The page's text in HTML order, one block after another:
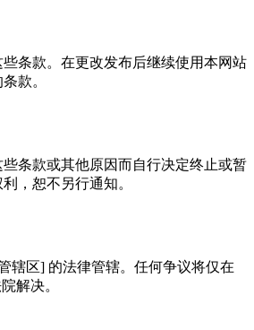
条款。在更改发布后继续使用本网站
款。
条款或其他原因而自行决定终止或暂
，恕不另行通知。
辖区] 的法律管辖。任何争议将仅在
解决。